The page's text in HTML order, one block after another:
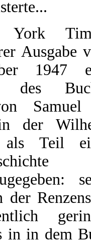
Ausgabe
1947
des
der
als Teil
in in dem